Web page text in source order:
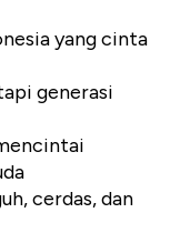
yang cinta
generasi
cerdas, dan